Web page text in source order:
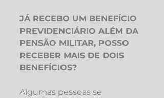
JÁ RECEBO UM BENEFÍCIO
PREVIDENCIÁRIO ALÉM DA
PENSÃO MILITAR, POSSO
RECEBER MAIS DE DOIS
BENEFÍCIOS?
Algumas pessoas se